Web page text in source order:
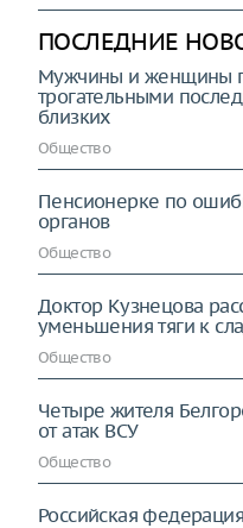
ПОСЛЕДНИЕ
Мужчины и женщины
трогательными
близких
Общество
Пенсионерке по
органов
Общество
Доктор Кузнецова
уменьшения тяги к
Общество
Четыре жителя
от атак ВСУ
Общество
Российская